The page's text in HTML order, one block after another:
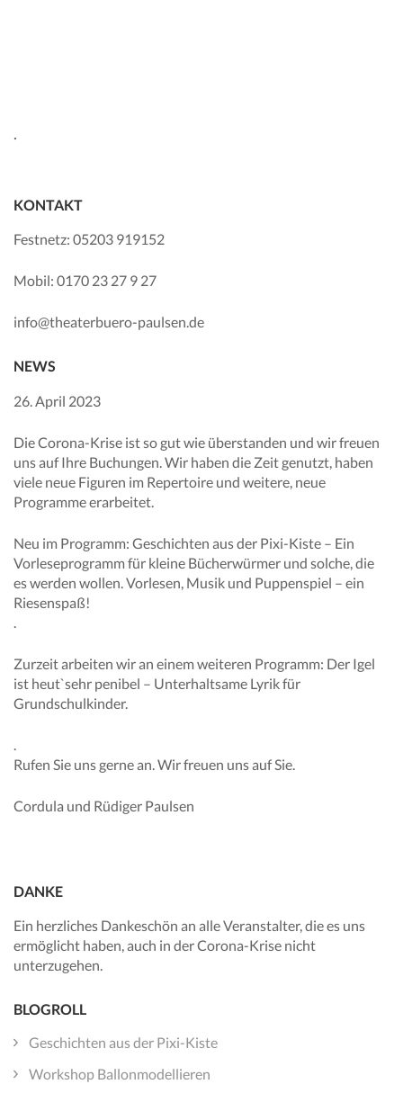
.
KONTAKT
Festnetz: 05203 919152
Mobil: 0170 23 27 9 27
info@theaterbuero-paulsen.de
NEWS
26. April 2023
Die Corona-Krise ist so gut wie überstanden und wir freuen
uns auf Ihre Buchungen. Wir haben die Zeit genutzt, haben
viele neue Figuren im Repertoire und weitere, neue
Programme erarbeitet.
Neu im Programm: Geschichten aus der Pixi-Kiste – Ein
Vorleseprogramm für kleine Bücherwürmer und solche, die
es werden wollen. Vorlesen, Musik und Puppenspiel – ein
Riesenspaß!
Zurzeit arbeiten wir an einem weiteren Programm: Der Igel
ist heut`sehr penibel – Unterhaltsame Lyrik für
Grundschulkinder.
Rufen Sie uns gerne an. Wir freuen uns auf Sie.
Cordula und Rüdiger Paulsen
DANKE
Ein herzliches Dankeschön an alle Veranstalter, die es uns
ermöglicht haben, auch in der Corona-Krise nicht
unterzugehen.
BLOGROLL
Geschichten aus der Pixi-Kiste
Workshop Ballonmodellieren